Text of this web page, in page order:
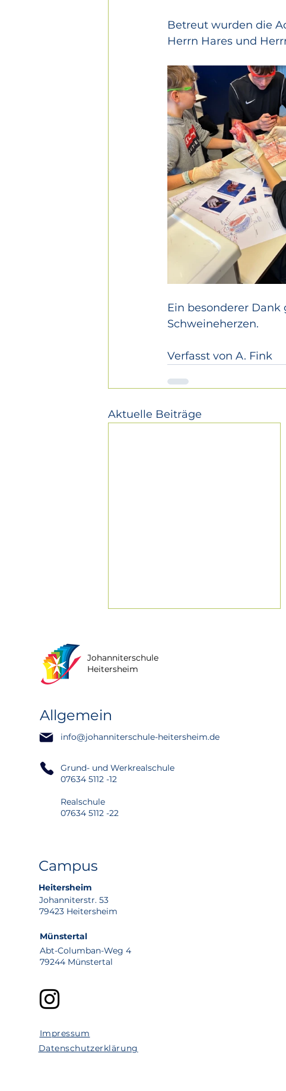
Betreut wurden die
Herrn Hares und
Ein besonderer
Schweineherzen.
Verfasst von A. Fink
Aktuelle Beiträge
Verabschiedung des
an der Johanniterschule
Johanniterschule
Heitersheim
Allgemein
info@johanniterschule-heitersheim.de
Grund- und Werkrealschule
07634 5112 -12
Realschule
07634 5112 -22
Campus
Heitersheim
Johanniterstr. 53
79423 Heitersheim
Münstertal
Abt-Columban-Weg 4
79244 Münstertal
Impressum
Datenschutzerklärung